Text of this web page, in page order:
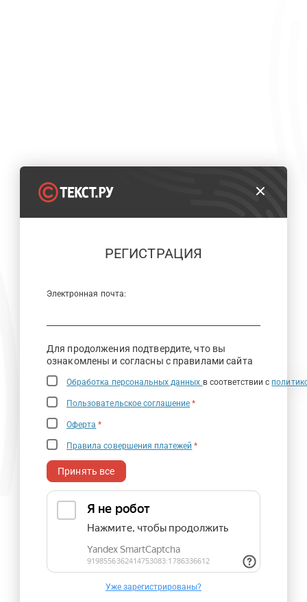
РЕГИСТРАЦИЯ
Электронная почта:
Для продолжения подтвердите, что вы
ознакомлены и согласны с правилами сайта
Обработка персональных данных в соответствии с
Пользовательское соглашение *
Оферта *
Правила совершения платежей *
Принять все
Уже зарегистрированы?